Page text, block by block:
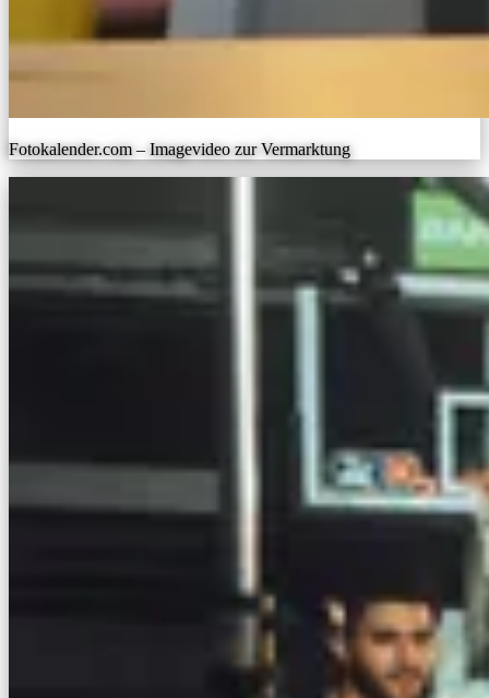
Fotokalender.com – Imagevideo zur Vermarktung